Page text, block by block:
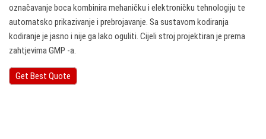
označavanje boca kombinira mehaničku i elektroničku tehnologiju te
automatsko prikazivanje i prebrojavanje. Sa sustavom kodiranja
kodiranje je jasno i nije ga lako oguliti. Cijeli stroj projektiran je prema
zahtjevima GMP -a.
Get Best Quote